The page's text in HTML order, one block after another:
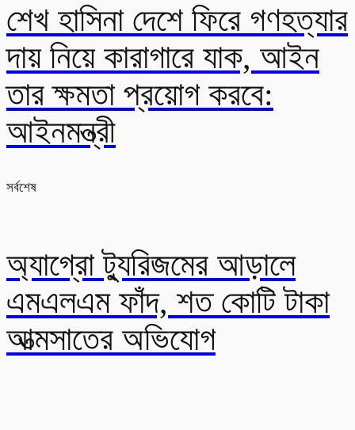
শেখ হাসিনা দেশে ফিরে গণহত্যার
দায় নিয়ে কারাগারে যাক, আইন
তার ক্ষমতা প্রয়োগ করবে:
আইনমন্ত্রী
সর্বশেষ
অ্যাগ্রো ট্যুরিজমের আড়ালে
এমএলএম ফাঁদ, শত কোটি টাকা
আত্মসাতের অভিযোগ